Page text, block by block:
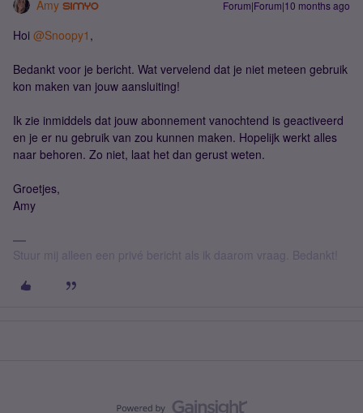
Amy Forum|Forum|10 months ago
Hoi ​ @Snoopy1 ,
Bedankt voor je bericht. Wat vervelend dat je niet meteen gebruik
kon maken van jouw aansluiting!
Ik zie inmiddels dat jouw abonnement vanochtend is geactiveerd
en je er nu gebruik van zou kunnen maken. Hopelijk werkt alles
naar behoren. Zo niet, laat het dan gerust weten.
Groetjes,
Amy
Stuur mij alleen een privé bericht als ik daarom vraag. Bedankt!